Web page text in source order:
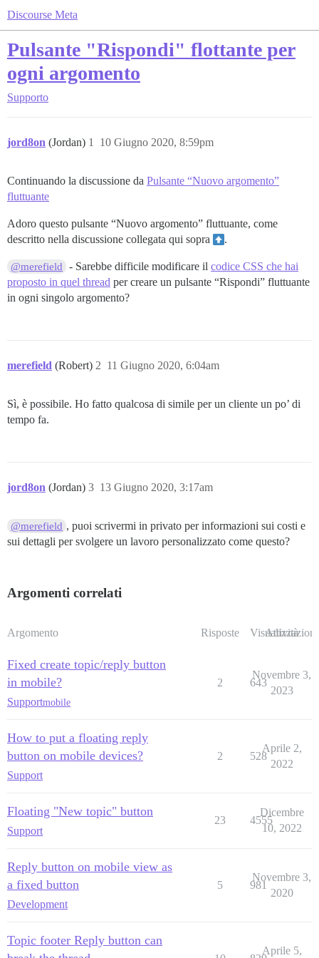
Discourse Meta
Pulsante "Rispondi" flottante per
ogni argomento
Supporto
jord8on (Jordan) 10 Giugno 2020, 8:59pm
1
Continuando la discussione da Pulsante “Nuovo argomento”
fluttuante
Adoro questo pulsante “Nuovo argomento” fluttuante, come
descritto nella discussione collegata qui sopra
︎.
@merefield - Sarebbe difficile modificare ilcodice CSS che hai
proposto in quel thread per creare un pulsante “Rispondi” fluttuante
in ogni singolo argomento?
merefield (Robert) 11 Giugno 2020, 6:04am
2
Sì, è possibile. Ho fatto qualcosa di simile per un cliente un po’ di
tempo fa.
jord8on (Jordan) 13 Giugno 2020, 3:17am
3
@merefield , puoi scrivermi in privato per informazioni sui costi e
sui dettagli per svolgere un lavoro personalizzato come questo?
Argomenti correlati
Argomento Risposte Visualizzazioni
Attività
Fixed create topic/reply button
in mobile?
Supportmobile
2 643
Novembre 3,
2023
How to put a floating reply
button on mobile devices?
Support
2 528
Aprile 2,
2022
Floating "New topic" button
Support
23 4555
Dicembre
10, 2022
Reply button on mobile view as
a fixed button
Development
5 981
Novembre 3,
2020
Topic footer Reply button can
Aprile 5,